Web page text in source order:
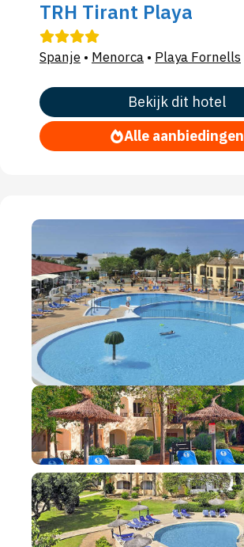
TRH Tirant Playa
Spanje • Menorca • Playa Fornells
Bekijk dit hotel
Alle aanbiedingen